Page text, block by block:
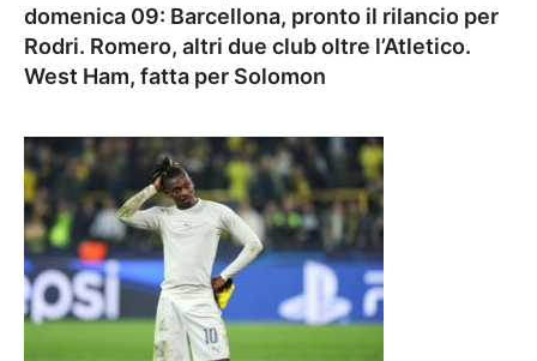
domenica 09: Barcellona, pronto il rilancio per
Rodri. Romero, altri due club oltre l’Atletico.
West Ham, fatta per Solomon